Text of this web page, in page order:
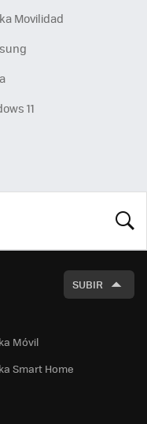
Movilidad
11
SUBIR
Móvil
Smart Home